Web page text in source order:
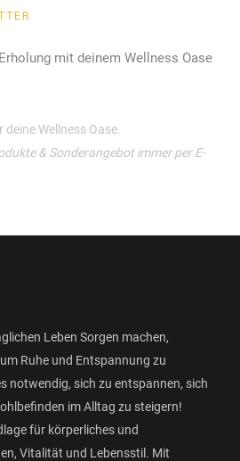
mit deinem Wellness Oase
Wellness Oase.
& Sonderangebot immer per E-
Leben Sorgen machen,
Ruhe und Entspannung zu
notwendig, sich zu entspannen, sich
im Alltag zu steigern!
für körperliches und
Vitalität und Lebensstil. Mit